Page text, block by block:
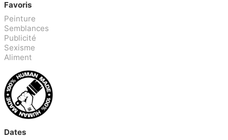
Favoris
Peinture
Semblances
Publicité
Sexisme
Aliment
Dates